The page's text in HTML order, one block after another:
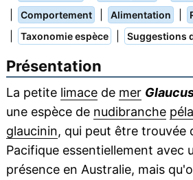
Comportement Alimentation
Taxonomie espèce Suggestions
Présentation
La petite limacede mer
une espèce de nudibranche
glaucinin, qui peut être trouvée
Pacifique essentiellement avec
présence en Australie, mais